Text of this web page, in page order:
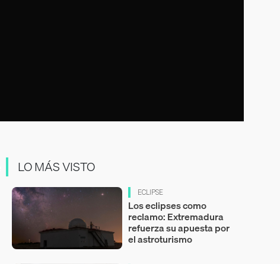
LO MÁS VISTO
ECLIPSE
Los eclipses como
reclamo: Extremadura
refuerza su apuesta por
el astroturismo